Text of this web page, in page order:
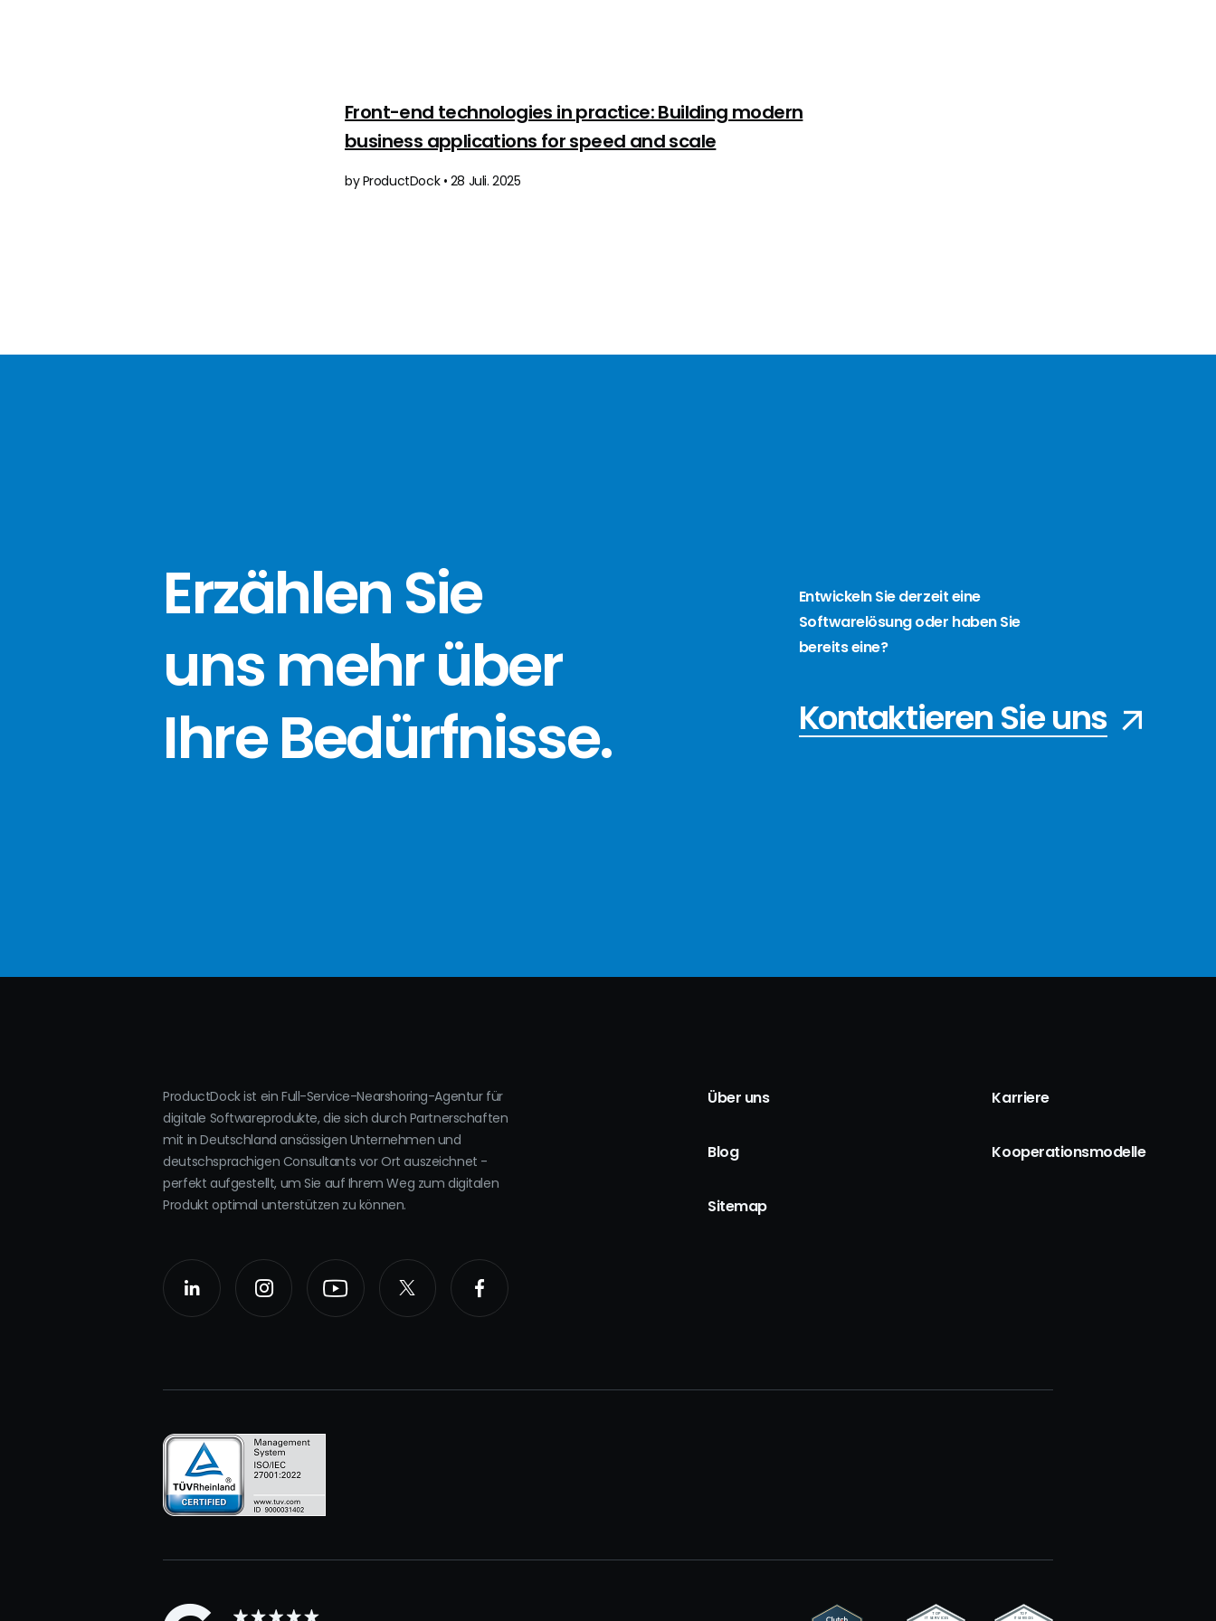
Front-end technologies in practice: Building modern
business applications for speed and scale
by ProductDock • 28 Juli. 2025
Erzählen Sie
uns mehr über
Ihre Bedürfnisse.
Entwickeln Sie derzeit eine
Softwarelösung oder haben Sie
bereits eine?
Kontaktieren Sie uns
ProductDock ist ein Full-Service-Nearshoring-Agentur für
digitale Softwareprodukte, die sich durch Partnerschaften
mit in Deutschland ansässigen Unternehmen und
deutschsprachigen Consultants vor Ort auszeichnet -
perfekt aufgestellt, um Sie auf Ihrem Weg zum digitalen
Produkt optimal unterstützen zu können.
Über uns Karriere
Blog Kooperationsmodelle
Sitemap